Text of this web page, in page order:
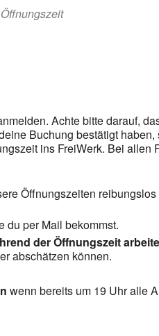
Öffnungszeit
Achte bitte darauf,
Buchung bestätigt haben,
ins FreiWerk. Bei allen
Öffnungszeiten
du per Mail bekommst.
der Öffnungszeit
abschätzen können.
wenn bereits um 19 Uhr alle